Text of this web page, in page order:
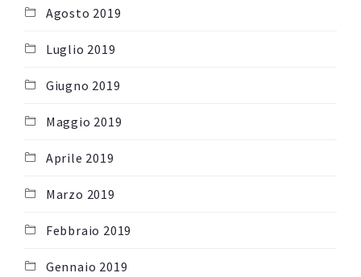
Agosto 2019
Luglio 2019
Giugno 2019
Maggio 2019
Aprile 2019
Marzo 2019
Febbraio 2019
Gennaio 2019